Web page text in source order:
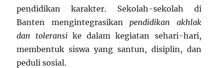
pendidikan karakter. Sekolah-sekolah di
Banten mengintegrasikanpendidikan akhlak
dan toleransike dalam kegiatan sehari-hari,
membentuk siswa yang santun, disiplin, dan
peduli sosial.